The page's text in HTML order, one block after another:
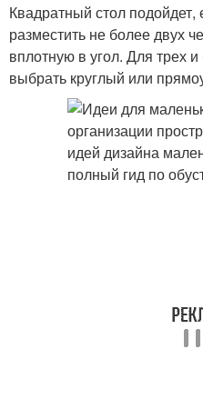
Квадратный стол
разместить не более двух
вплотную в угол. Для трех
выбрать круглый или